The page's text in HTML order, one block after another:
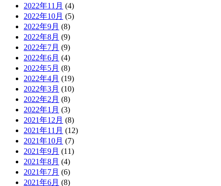
2022年11月 (4)
2022年10月 (5)
2022年9月 (8)
2022年8月 (9)
2022年7月 (9)
2022年6月 (4)
2022年5月 (8)
2022年4月 (19)
2022年3月 (10)
2022年2月 (8)
2022年1月 (3)
2021年12月 (8)
2021年11月 (12)
2021年10月 (7)
2021年9月 (11)
2021年8月 (4)
2021年7月 (6)
2021年6月 (8)